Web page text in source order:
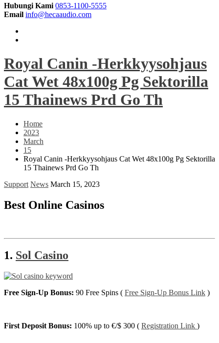
Hubungi Kami 0853-1100-5555
Email info@hecaaudio.com
Royal Canin -Herkkyysohjaus
Cat Wet 48x100g Pg Sektorilla
15 Thainews Prd Go Th
Home
2023
March
15
Royal Canin -Herkkyysohjaus Cat Wet 48x100g Pg Sektorilla
15 Thainews Prd Go Th
Support News March 15, 2023
Best Online Casinos
1. Sol Casino
Free Sign-Up Bonus: 90 Free Spins ( Free Sign-Up Bonus Link )
First Deposit Bonus: 100% up to €/$ 300 ( Registration Link )